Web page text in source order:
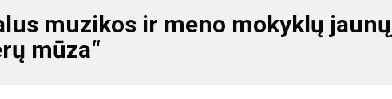
muzikos ir meno mokyklų
mūza“